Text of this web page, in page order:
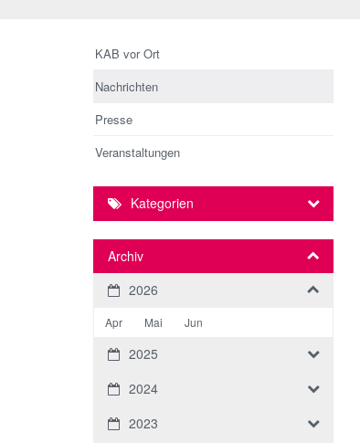
KAB vor Ort
Nachrichten
Presse
Veranstaltungen
Kategorien
Archiv
2026
Apr Mai Jun
2025
2024
2023